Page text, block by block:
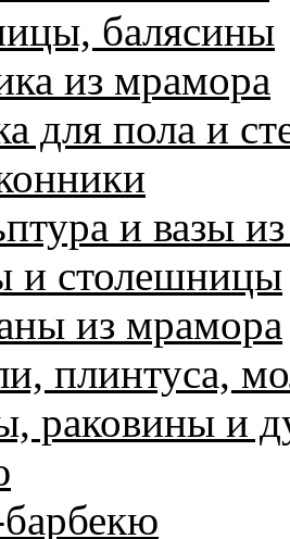
балясины
из мрамора
для пола и
и вазы
и столешницы
из мрамора
плинтуса,
раковины и